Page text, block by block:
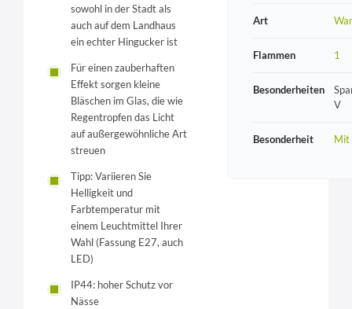
sowohl in der Stadt als
auch auf dem Landhaus
ein echter Hingucker ist
Für einen zauberhaften
Effekt sorgen kleine
Bläschen im Glas, die wie
Regentropfen das Licht
auf außergewöhnliche Art
streuen
Tipp: Variieren Sie
Helligkeit und
Farbtemperatur mit
einem Leuchtmittel Ihrer
Wahl (Fassung E27, auch
LED)
IP44: hoher Schutz vor
Nässe
Art
Flammen 1
Besonderheiten
V
Besonderheit Mit